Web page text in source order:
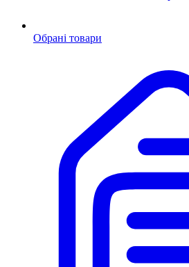
Обрані товари